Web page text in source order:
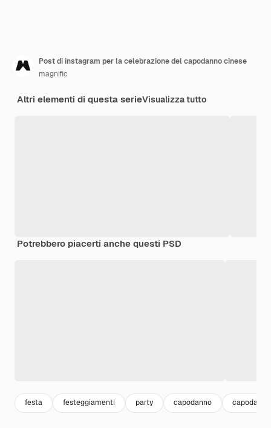
Post di instagram per la celebrazione del capodanno cinese
magnific
Altri elementi di questa serieVisualizza tutto
Potrebbero piacerti anche questi PSD
festa festeggiamenti party capodanno